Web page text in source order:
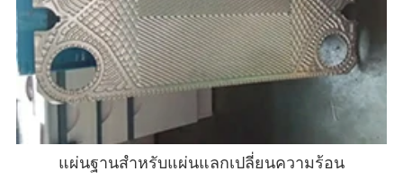
แผ่นฐานสําหรับแผ่นแลกเปลี่ยนความร้อน